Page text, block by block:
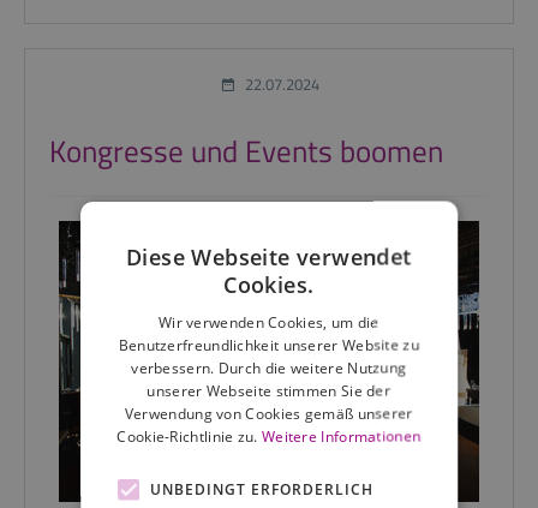
22.07.2024
Kongresse und Events boomen
Diese Webseite verwendet
Cookies.
Wir verwenden Cookies, um die
Benutzerfreundlichkeit unserer Website zu
verbessern. Durch die weitere Nutzung
unserer Webseite stimmen Sie der
Verwendung von Cookies gemäß unserer
Cookie-Richtlinie zu.Weitere Informationen
UNBEDINGT ERFORDERLICH